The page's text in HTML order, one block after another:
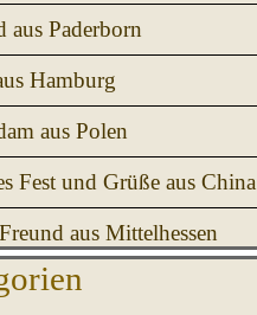
aus Paderborn
Hamburg
aus Polen
Fest und Grüße aus China
aus Mittelhessen
Kategorien